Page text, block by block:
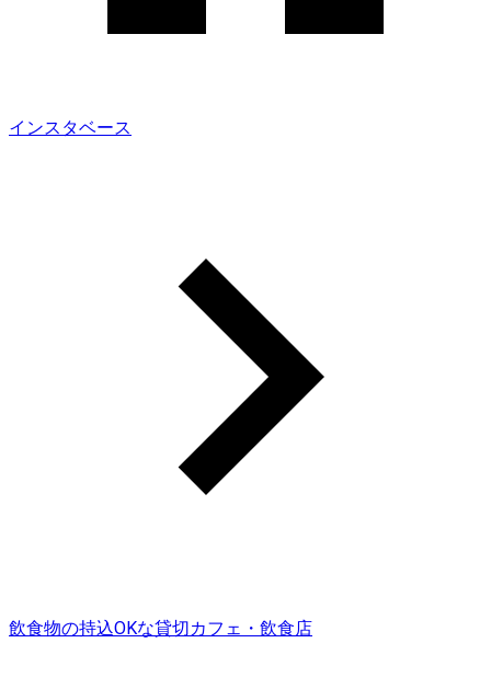
インスタベース
飲食物の持込OKな貸切カフェ・飲食店